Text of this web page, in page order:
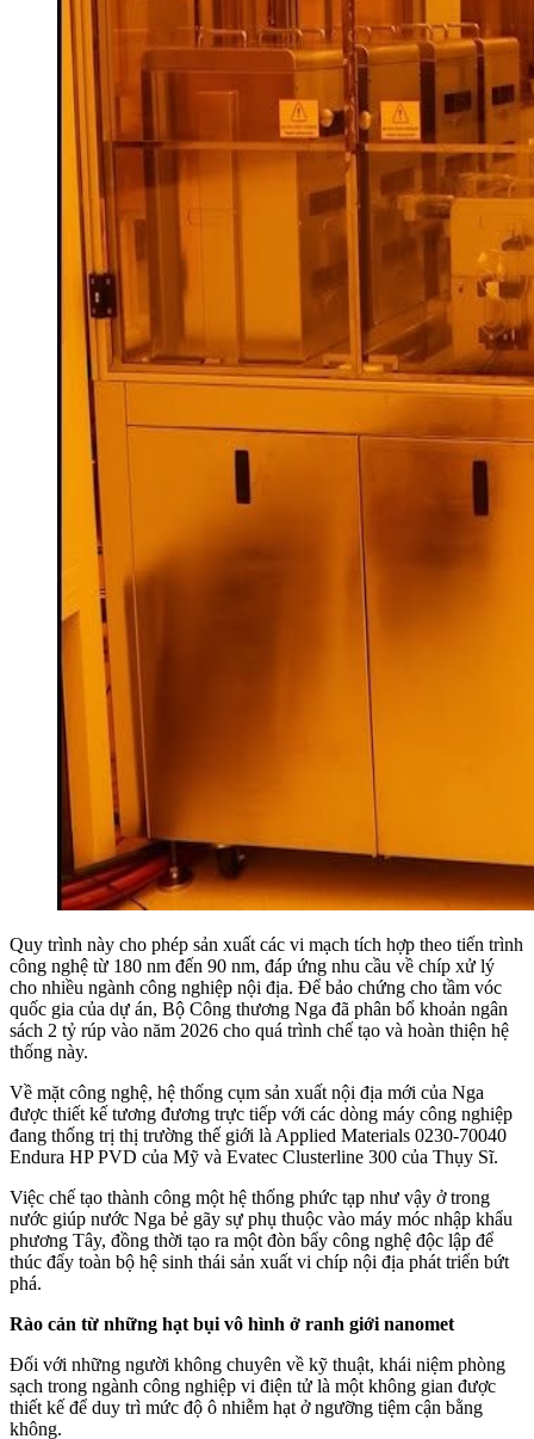
Quy trình này cho phép sản xuất các vi mạch tích hợp theo tiến trình
công nghệ từ 180 nm đến 90 nm, đáp ứng nhu cầu về chíp xử lý
cho nhiều ngành công nghiệp nội địa. Để bảo chứng cho tầm vóc
quốc gia của dự án, Bộ Công thương Nga đã phân bổ khoản ngân
sách 2 tỷ rúp vào năm 2026 cho quá trình chế tạo và hoàn thiện hệ
thống này.
Về mặt công nghệ, hệ thống cụm sản xuất nội địa mới của Nga
được thiết kế tương đương trực tiếp với các dòng máy công nghiệp
đang thống trị thị trường thế giới là Applied Materials 0230-70040
Endura HP PVD của Mỹ và Evatec Clusterline 300 của Thụy Sĩ.
Việc chế tạo thành công một hệ thống phức tạp như vậy ở trong
nước giúp nước Nga bẻ gãy sự phụ thuộc vào máy móc nhập khẩu
phương Tây, đồng thời tạo ra một đòn bẩy công nghệ độc lập để
thúc đẩy toàn bộ hệ sinh thái sản xuất vi chíp nội địa phát triển bứt
phá.
Rào cản từ những hạt bụi vô hình ở ranh giới nanomet
Đối với những người không chuyên về kỹ thuật, khái niệm phòng
sạch trong ngành công nghiệp vi điện tử là một không gian được
thiết kế để duy trì mức độ ô nhiễm hạt ở ngưỡng tiệm cận bằng
không.